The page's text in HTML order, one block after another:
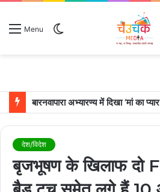
Menu
देश/विदेश
बृजभूषण के खिलाफ दो